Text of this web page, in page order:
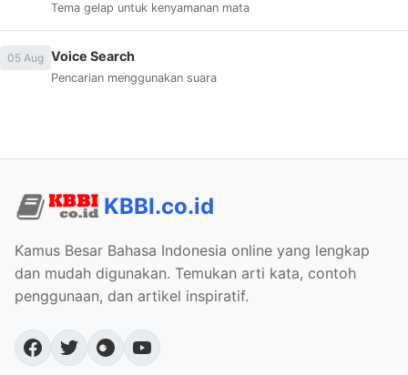
Tema gelap untuk kenyamanan mata
05 Aug Voice Search
Pencarian menggunakan suara
KBBI.co.id
Kamus Besar Bahasa Indonesia online yang lengkap
dan mudah digunakan. Temukan arti kata, contoh
penggunaan, dan artikel inspiratif.